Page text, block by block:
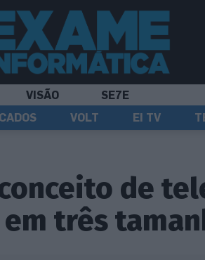
VISÃO
SE7E
VOLT EI TV
de
três